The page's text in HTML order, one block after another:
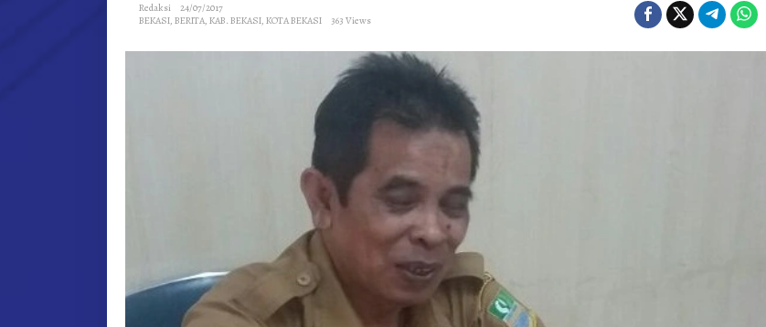
PALSU
Redaksi
24/07/2017
BEKASI, BERITA, KAB. BEKASI, KOTA BEKASI 363 Views